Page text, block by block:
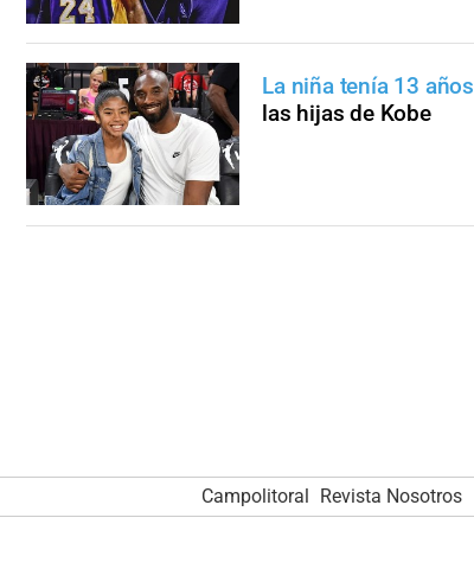
La niña tenía 13 años
las hijas de Kobe
Campolitoral Revista Nosotros